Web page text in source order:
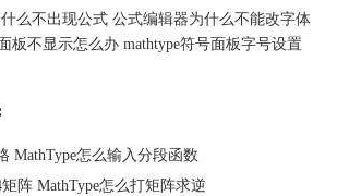
图2 在文本样式中输入空格
么不出现公式 公式编辑器为什么不能改字体
板不显示怎么办 mathtype符号面板字号设置
MathType怎么输入分段函数
阵 MathType怎么打矩阵求逆